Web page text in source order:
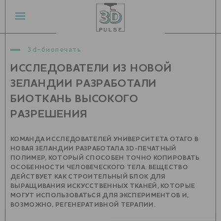
3d-биопечать
ИССЛЕДОВАТЕЛИ ИЗ НОВОЙ
ЗЕЛАНДИИ РАЗРАБОТАЛИ
БИОТКАНЬ ВЫСОКОГО
РАЗРЕШЕНИЯ
КОМАНДА ИССЛЕДОВАТЕЛЕЙ УНИВЕРСИТЕТА ОТАГО В
НОВАЯ ЗЕЛАНДИИ РАЗРАБОТАЛА 3D-ПЕЧАТНЫЙ
ПОЛИМЕР, КОТОРЫЙ СПОСОБЕН ТОЧНО КОПИРОВАТЬ
ОСОБЕННОСТИ ЧЕЛОВЕЧЕСКОГО ТЕЛА. ВЕЩЕСТВО
ДЕЙСТВУЕТ КАК СТРОИТЕЛЬНЫЙ БЛОК ДЛЯ
ВЫРАЩИВАНИЯ ИСКУССТВЕННЫХ ТКАНЕЙ, КОТОРЫЕ
МОГУТ ИСПОЛЬЗОВАТЬСЯ ДЛЯ ЭКСПЕРИМЕНТОВ И,
ВОЗМОЖНО, РЕГЕНЕРАТИВНОЙ ТЕРАПИИ.